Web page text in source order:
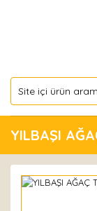
YILBAŞI